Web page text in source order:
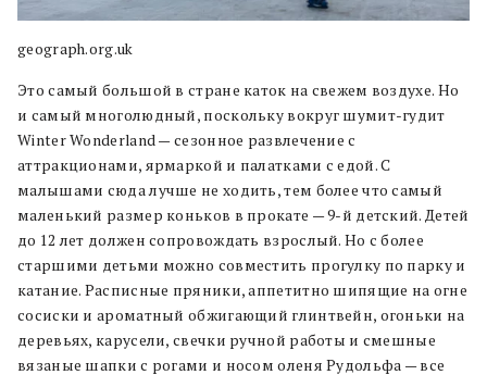
geograph.org.uk
Это самый большой в стране каток на свежем воздухе. Но
и самый многолюдный, поскольку вокруг шумит-гудит
Winter Wonderland — сезонное развлечение с
аттракционами, ярмаркой и палатками с едой. С
малышами сюда лучше не ходить, тем более что самый
маленький размер коньков в прокате — 9-й детский. Детей
до 12 лет должен сопровождать взрослый. Но с более
старшими детьми можно совместить прогулку по парку и
катание. Расписные пряники, аппетитно шипящие на огне
сосиски и ароматный обжигающий глинтвейн, огоньки на
деревьях, карусели, свечки ручной работы и смешные
вязаные шапки с рогами и носом оленя Рудольфа — все